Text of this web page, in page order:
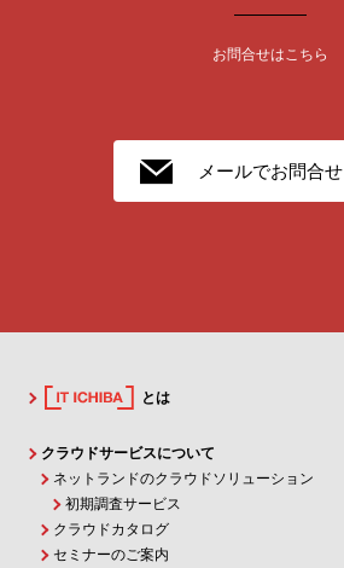
お問合せはこちら
メールでお問合せ
とは
クラウドサービスについて
ネットランドのクラウドソリューション
初期調査サービス
クラウドカタログ
セミナーのご案内